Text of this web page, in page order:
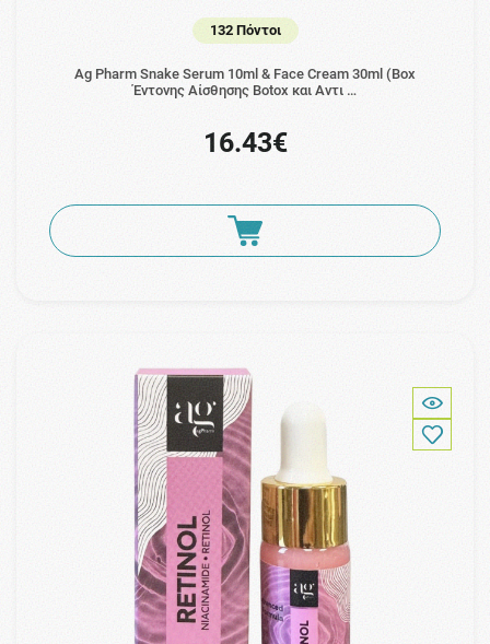
132 Πόντοι
Ag Pharm Snake Serum 10ml & Face Cream 30ml (Box
Έντονης Αίσθησης Botox και Αντι …
16.43€